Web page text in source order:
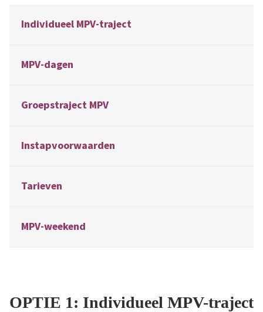
Individueel MPV-traject
MPV-dagen
Groepstraject MPV
Instapvoorwaarden
Tarieven
MPV-weekend
OPTIE 1: Individueel MPV-traject